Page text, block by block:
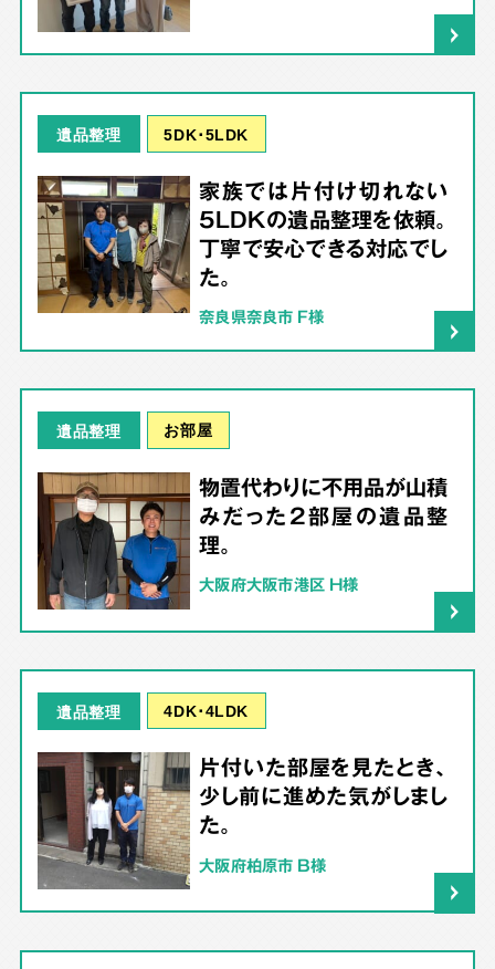
遺品整理 5DK･5LDK
家族では片付け切れない
5LDKの遺品整理を依頼。
丁寧で安心できる対応でし
た。
奈良県奈良市 F様
遺品整理 お部屋
物置代わりに不用品が山積
みだった2部屋の遺品整
理。
大阪府大阪市港区 H様
遺品整理 4DK･4LDK
片付いた部屋を見たとき、
少し前に進めた気がしまし
た。
大阪府柏原市 B様